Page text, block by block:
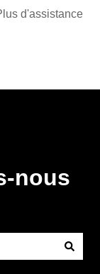
pour les
d'assistance
nous